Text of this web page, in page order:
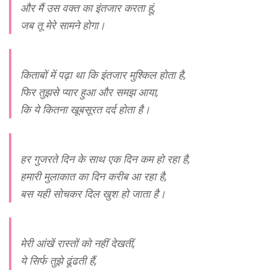
और मैं उस वक्त का इंतजार करता हूं,
जब तू मेरे सामने होगा।
किताबों में पढ़ा था कि इंतजार मुश्किल होता है,
फिर तुझसे प्यार हुआ और समझ आया,
कि ये कितना खूबसूरत दर्द होता है।
हर गुजरते दिन के साथ एक दिन कम हो रहा है,
हमारी मुलाकात का दिन करीब आ रहा है,
बस यही सोचकर दिल खुश हो जाता है।
मेरी आंखें रास्तों को नहीं देखतीं,
ये सिर्फ तुझे ढूंढती हैं,